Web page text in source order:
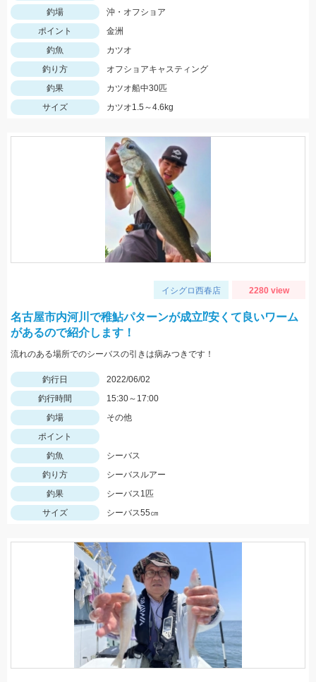
釣場
沖・オフショア
ポイント
金洲
釣魚
カツオ
釣り方
オフショアキャスティング
釣果
カツオ船中30匹
サイズ
カツオ1.5～4.6kg
イシグロ西春店 2280 view
名古屋市内河川で稚鮎パターンが成立⁉安くて良いワーム
があるので紹介します！
流れのある場所でのシーバスの引きは病みつきです！
釣行日
2022/06/02
釣行時間
15:30～17:00
釣場
その他
ポイント
釣魚
シーバス
釣り方
シーバスルアー
釣果
シーバス1匹
サイズ
シーバス55㎝